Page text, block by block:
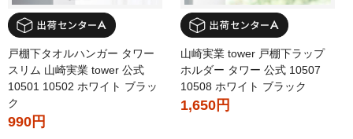
戸棚下タオルハンガー タワー
スリム 山崎実業 tower 公式
10501 10502 ホワイト ブラッ
ク
990円
山崎実業 tower 戸棚下ラップ
ホルダー タワー 公式 10507
10508 ホワイト ブラック
1,650円